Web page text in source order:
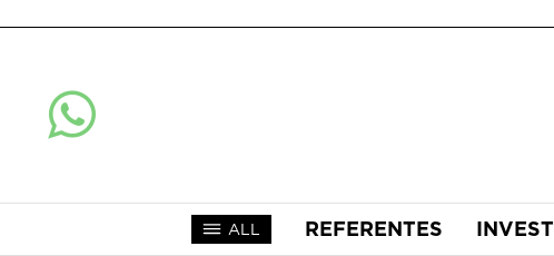
ALL REFERENTES INVEST